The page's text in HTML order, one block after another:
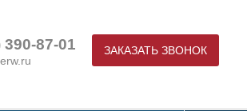
390-87-01 ЗАКАЗАТЬ ЗВОНОК